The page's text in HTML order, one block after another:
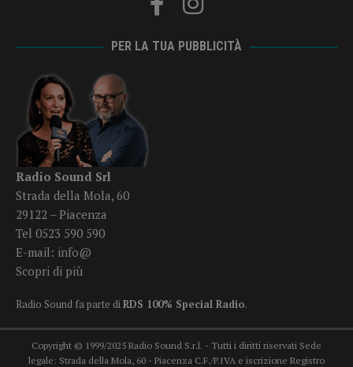
PER LA TUA PUBBLICITÀ
Radio Sound Srl
Strada della Mola, 60
29122 – Piacenza
Tel 0523 590 590
E-mail: info@
Scopri di più
Radio Sound fa parte diRDS 100% Special Radio.
Copyright © 1999/2025 Radio Sound S.r.l. - Tutti i diritti riservati Sede
legale: Strada della Mola, 60 - Piacenza C.F./P.IVA e iscrizione Registro